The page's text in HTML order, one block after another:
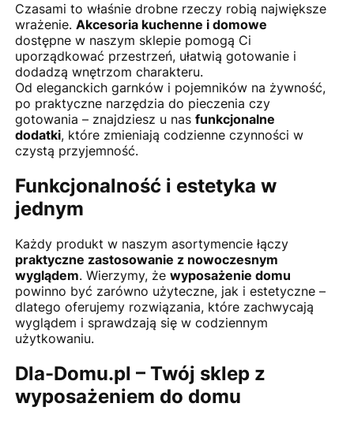
Czasami to właśnie drobne rzeczy robią największe
wrażenie. Akcesoria kuchenne i domowe
dostępne w naszym sklepie pomogą Ci
uporządkować przestrzeń, ułatwią gotowanie i
dodadzą wnętrzom charakteru.
Od eleganckich garnków i pojemników na żywność,
po praktyczne narzędzia do pieczenia czy
gotowania – znajdziesz u nas funkcjonalne
dodatki, które zmieniają codzienne czynności w
czystą przyjemność.
Funkcjonalność i estetyka w
jednym
Każdy produkt w naszym asortymencie łączy
praktyczne zastosowanie z nowoczesnym
wyglądem. Wierzymy, że wyposażenie domu
powinno być zarówno użyteczne, jak i estetyczne –
dlatego oferujemy rozwiązania, które zachwycają
wyglądem i sprawdzają się w codziennym
użytkowaniu.
Dla-Domu.pl – Twój sklep z
wyposażeniem do domu